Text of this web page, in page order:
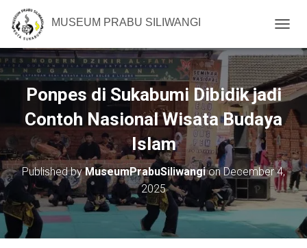
MUSEUM PRABU SILIWANGI
O
G
G
L
E
A
V
I
G
A
T
Ponpes di Sukabumi Dibidik jadi
Contoh Nasional Wisata Budaya
Islam
Published byMuseumPrabuSiliwangionDecember 4,
2025